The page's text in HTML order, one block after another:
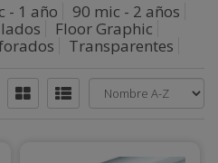
- 1 año
90 mic - 2 años
Floor Graphic
Transparentes